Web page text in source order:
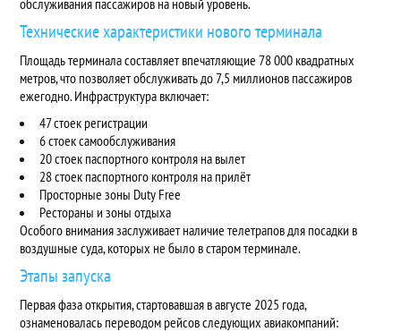
обслуживания пассажиров на новый уровень.
Технические характеристики нового терминала
Площадь терминаласоставляет впечатляющие 78 000 квадратных
метров, что позволяет обслуживать до 7,5 миллионов пассажиров
ежегодно. Инфраструктура включает:
47 стоек регистрации
6 стоек самообслуживания
20 стоек паспортного контроля на вылет
28 стоек паспортного контроля на прилёт
Просторные зоны Duty Free
Рестораны и зоны отдыха
Особого внимания заслуживает наличие телетрапов для посадки в
воздушные суда, которых не было в старом терминале.
Этапы запуска
Первая фазаоткрытия, стартовавшая в августе 2025 года,
ознаменовалась переводом рейсов следующих авиакомпаний: